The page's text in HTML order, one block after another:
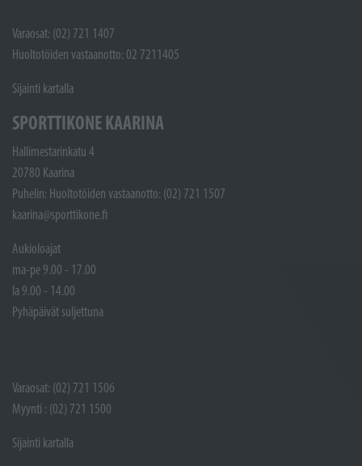
Varaosat: (02) 721 1407
Huoltotöiden vastaanotto: 02 7211405
Sijainti kartalla
SPORTTIKONE KAARINA
Hallimestarinkatu 4
20780 Kaarina
Puhelin: Huoltotöiden vastaanotto: (02) 721 1507
kaarina@sporttikone.fi
Aukioloajat
ma-pe 9.00 - 17.00
la 9.00 - 14.00
Pyhäpäivät suljettuna
Varaosat: (02) 721 1506
Myynti : (02) 721 1500
Sijainti kartalla